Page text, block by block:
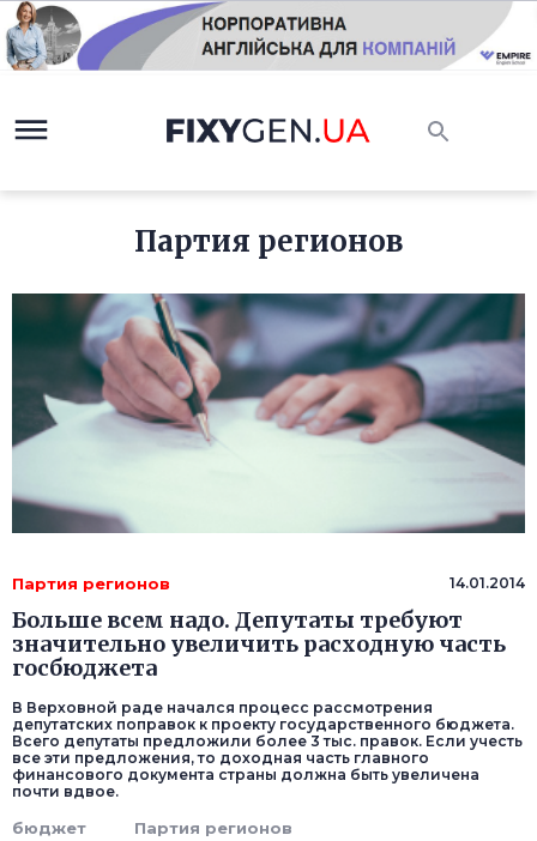
Партия регионов
Партия регионов 14.01.2014
Больше всем надо. Депутаты требуют
значительно увеличить расходную часть
госбюджета
В Верховной раде начался процесс рассмотрения
депутатских поправок к проекту государственного бюджета.
Всего депутаты предложили более 3 тыс. правок. Если учесть
все эти предложения, то доходная часть главного
финансового документа страны должна быть увеличена
почти вдвое.
бюджет Партия регионов